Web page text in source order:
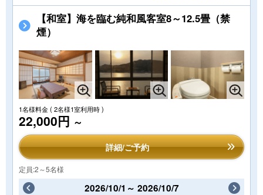
【和室】海を臨む純和風客室8～12.5畳（禁
煙）
1名様料金( 2名様1室利用時 )
22,000円 ～
詳細/ご予約
定員:2～5名様
2026/10/1～ 2026/10/7